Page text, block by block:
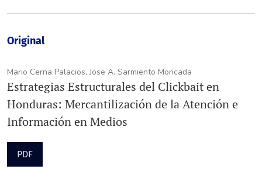
Original
Mario Cerna Palacios, Jose A. Sarmiento Moncada
Estrategias Estructurales del Clickbait en
Honduras: Mercantilización de la Atención e
Información en Medios
PDF